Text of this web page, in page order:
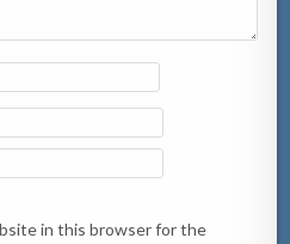
in this browser for the